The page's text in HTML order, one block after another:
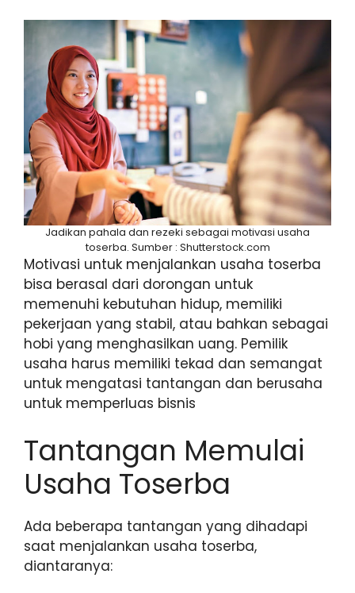
Jadikan pahala dan rezeki sebagai motivasi usaha
toserba. Sumber : Shutterstock.com
Motivasi untuk menjalankan usaha toserba
bisa berasal dari dorongan untuk
memenuhi kebutuhan hidup, memiliki
pekerjaan yang stabil, atau bahkan sebagai
hobi yang menghasilkan uang. Pemilik
usaha harus memiliki tekad dan semangat
untuk mengatasi tantangan dan berusaha
untuk memperluas bisnis
Tantangan Memulai
Usaha Toserba
Ada beberapa tantangan yang dihadapi
saat menjalankan usaha toserba,
diantaranya: